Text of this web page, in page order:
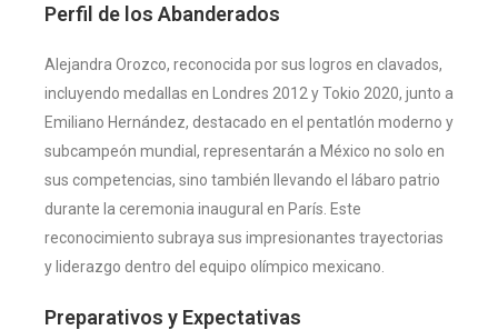
Perfil de los Abanderados
Alejandra Orozco, reconocida por sus logros en clavados,
incluyendo medallas en Londres 2012 y Tokio 2020, junto a
Emiliano Hernández, destacado en el pentatlón moderno y
subcampeón mundial, representarán a México no solo en
sus competencias, sino también llevando el lábaro patrio
durante la ceremonia inaugural en París. Este
reconocimiento subraya sus impresionantes trayectorias
y liderazgo dentro del equipo olímpico mexicano​.
Preparativos y Expectativas